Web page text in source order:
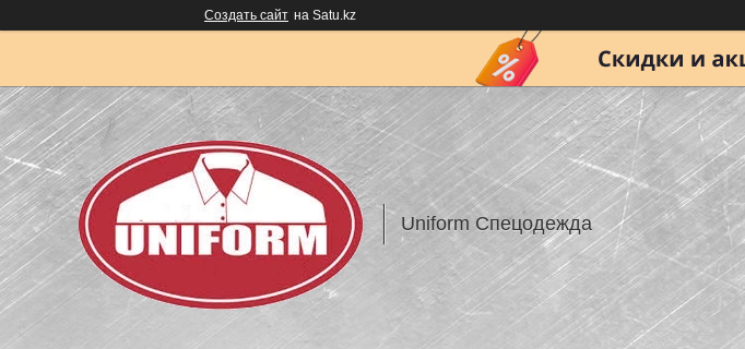
Создать сайт на Satu.kz
Uniform Спецодежда